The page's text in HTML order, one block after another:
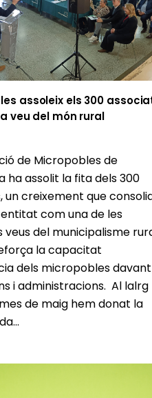
assoleix els 300
veu del món rural
de Micropobles de
ha assolit la fita dels 300
un creixement que
com una de les
veus del municipalisme
la capacitat
dels micropobles davant
i administracions. Al lalrg
de maig hem donat la